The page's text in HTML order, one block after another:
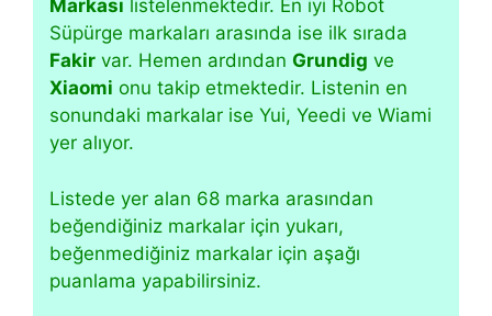
Markası listelenmektedir. En iyi Robot
Süpürge markaları arasında ise ilk sırada
Fakir var. Hemen ardından Grundig ve
Xiaomi onu takip etmektedir. Listenin en
sonundaki markalar ise Yui, Yeedi ve Wiami
yer alıyor.
Listede yer alan 68 marka arasından
beğendiğiniz markalar için yukarı,
beğenmediğiniz markalar için aşağı
puanlama yapabilirsiniz.